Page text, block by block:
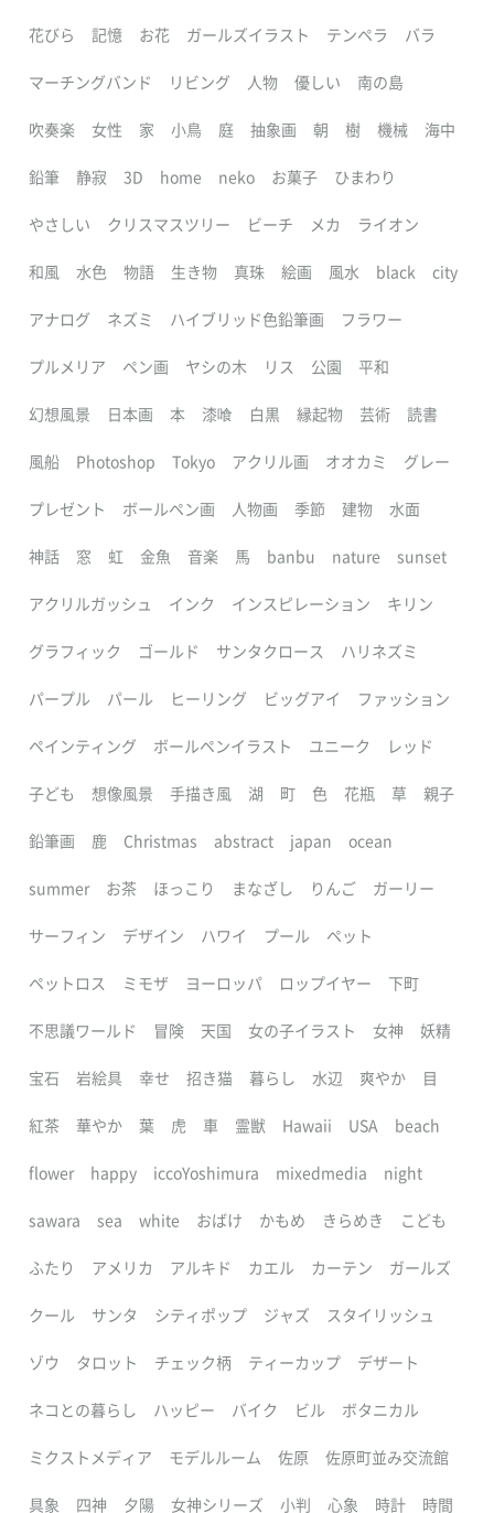
花びら 記憶 お花 ガールズイラスト テンペラ バラ
マーチングバンド リビング 人物 優しい 南の島
吹奏楽 女性 家 小鳥 庭 抽象画 朝 樹 機械 海中
鉛筆 静寂 3D home neko お菓子 ひまわり
やさしい クリスマスツリー ビーチ メカ ライオン
和風 水色 物語 生き物 真珠 絵画 風水 black city
アナログ ネズミ ハイブリッド色鉛筆画 フラワー
プルメリア ペン画 ヤシの木 リス 公園 平和
幻想風景 日本画 本 漆喰 白黒 縁起物 芸術 読書
風船 Photoshop Tokyo アクリル画 オオカミ グレー
プレゼント ボールペン画 人物画 季節 建物 水面
神話 窓 虹 金魚 音楽 馬 banbu nature sunset
アクリルガッシュ インク インスピレーション キリン
グラフィック ゴールド サンタクロース ハリネズミ
パープル パール ヒーリング ビッグアイ ファッション
ペインティング ボールペンイラスト ユニーク レッド
子ども 想像風景 手描き風 湖 町 色 花瓶 草 親子
鉛筆画 鹿 Christmas abstract japan ocean
summer お茶 ほっこり まなざし りんご ガーリー
サーフィン デザイン ハワイ プール ペット
ペットロス ミモザ ヨーロッパ ロップイヤー 下町
不思議ワールド 冒険 天国 女の子イラスト 女神 妖精
宝石 岩絵具 幸せ 招き猫 暮らし 水辺 爽やか 目
紅茶 華やか 葉 虎 車 霊獣 Hawaii USA beach
flower happy iccoYoshimura mixedmedia night
sawara sea white おばけ かもめ きらめき こども
ふたり アメリカ アルキド カエル カーテン ガールズ
クール サンタ シティポップ ジャズ スタイリッシュ
ゾウ タロット チェック柄 ティーカップ デザート
ネコとの暮らし ハッピー バイク ビル ボタニカル
ミクストメディア モデルルーム 佐原 佐原町並み交流館
具象 四神 夕陽 女神シリーズ 小判 心象 時計 時間